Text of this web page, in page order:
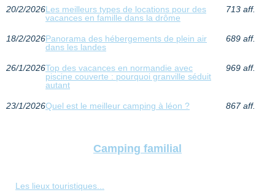
20/2/2026Les meilleurs types de locations pour des
vacances en famille dans la drôme
713 aff.
18/2/2026Panorama des hébergements de plein air
dans les landes
689 aff.
26/1/2026Top des vacances en normandie avec
piscine couverte : pourquoi granville séduit
autant
969 aff.
23/1/2026Quel est le meilleur camping à léon ? 867 aff.
Camping familial
Les lieux touristiques...